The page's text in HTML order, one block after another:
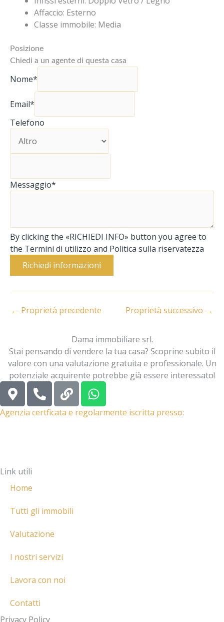
Affaccio: Esterno
Classe immobile: Media
Posizione
Chiedi a un agente di questa casa
Nome*
Email*
Telefono
Messaggio*
By clicking the «RICHIEDI INFO» button you agree to
the Termini di utilizzo and Politica sulla riservatezza
Richiedi informazioni
← Proprietà precedente Proprietà successivo →
Dama immobiliare srl.
Stai pensando di vendere la tua casa? Scoprine subito il
valore con una valutazione gratuita e professionale. Un
potenziale acquirente potrebbe già essere interessato!
M
a
p
k
e
-
l
P
h
o
L
i
n
W
h
a
Agenzia certficata e regolarmente iscritta presso:
Link utili
Home
Tutti gli immobili
Valutazione
I nostri servizi
Lavora con noi
Contatti
Privacy Policy